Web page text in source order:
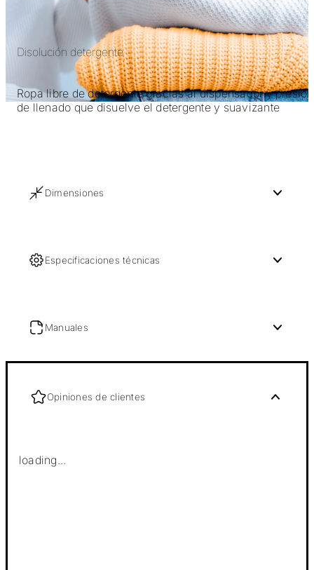
Disolución detergente
Ropa libre de detergente gracias al dispensador y presión
de llenado que disuelve el detergente y suavizante
Dimensiones
Especificaciones técnicas
Manuales
Opiniones de clientes
loading...